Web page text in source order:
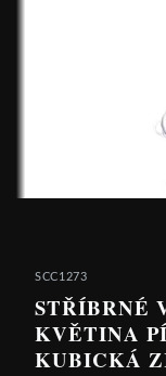
SCC1273
STŘÍBRNÉ
KVĚTINA
KUBICKÁ